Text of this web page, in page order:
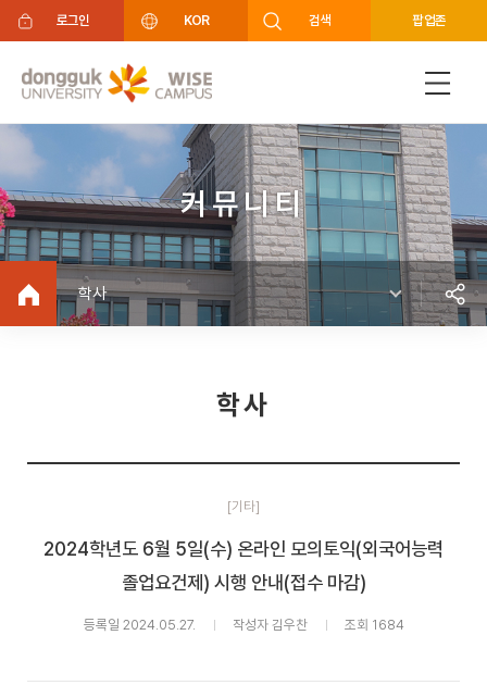
주메뉴 바로가기
푸터 바로가기
로그인 KOR 검색 팝업존
커뮤니티
학사
학사
[기타]
2024학년도 6월 5일(수) 온라인 모의토익(외국어능력
졸업요건제) 시행 안내(접수 마감)
등록일 2024.05.27. 작성자 김우찬 조회 1684